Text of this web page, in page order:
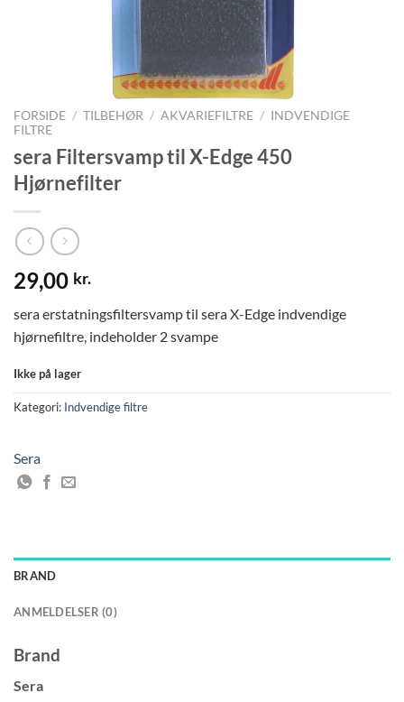
FORSIDE / TILBEHØR / AKVARIEFILTRE / INDVENDIGE
FILTRE
sera Filtersvamp til X-Edge 450
Hjørnefilter
29,00 kr.
sera erstatningsfiltersvamp til sera X-Edge indvendige
hjørnefiltre, indeholder 2 svampe
Ikke på lager
Kategori: Indvendige filtre
Sera
BRAND
ANMELDELSER (0)
Brand
Sera